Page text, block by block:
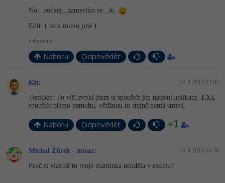
No...počkej..­.zamyslím se...Jo.
Edit: ( teda mimo jiné )
Editováno
Nahoru Odpovědět
Kit: 24.4.2013 13:07
TomBen: To víš, zvykl jsem si spouštět jen nativní aplikace. EXE
spouštět přímo nemohu, většinou to stejně nemá smysl.
Nahoru Odpovědět +1
Michal Žůrek - misaz: 24.4.2013 14:30
Proč si vlastně to tvoje maminka neuděla v excelu?